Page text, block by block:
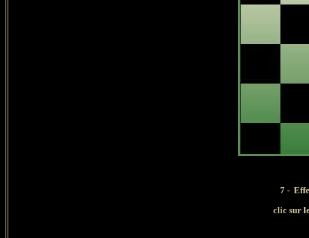
7-
clic sur